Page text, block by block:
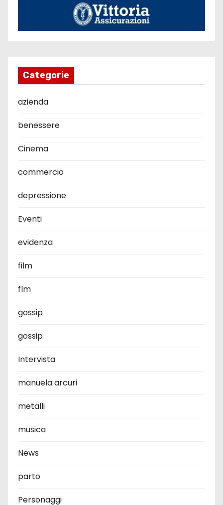
Categorie
azienda
benessere
Cinema
commercio
depressione
Eventi
evidenza
film
flm
gossip
gossip
Intervista
manuela arcuri
metalli
musica
News
parto
Personaggi